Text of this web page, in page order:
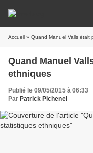
Accueil » Quand Manuel Valls était
Quand Manuel
ethniques
Publié le 09/05/2015 à 06:33
Par Patrick Pichenel